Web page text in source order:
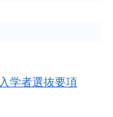
学者選抜要項